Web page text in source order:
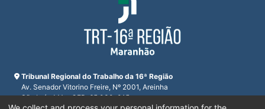
Tribunal Regional do Trabalho da 16ª Região
Av. Senador Vitorino Freire, Nº 2001, Areinha
São Luís, MA - CEP: 65.030-015